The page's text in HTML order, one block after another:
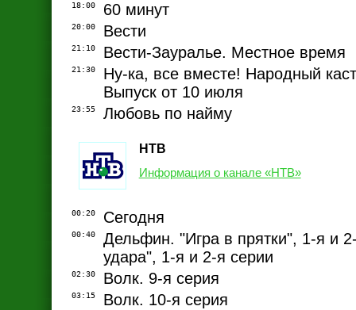
18:00 60 минут
20:00 Вести
21:10 Вести-Зауралье. Местное время
21:30
Ну-ка, все вместе! Народный
Выпуск от 10 июля
23:55 Любовь по найму
НТВ
Информация о канале «НТВ»
00:20 Сегодня
00:40
Дельфин. "Игра в прятки", 1-я и
удара", 1-я и 2-я серии
02:30 Волк. 9-я серия
03:15 Волк. 10-я серия